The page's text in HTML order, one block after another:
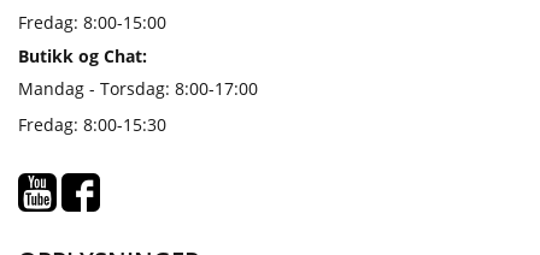
Fredag: 8:00-15:00
Butikk og Chat:
Mandag - Torsdag: 8:00-17:00
Fredag: 8:00-15:30